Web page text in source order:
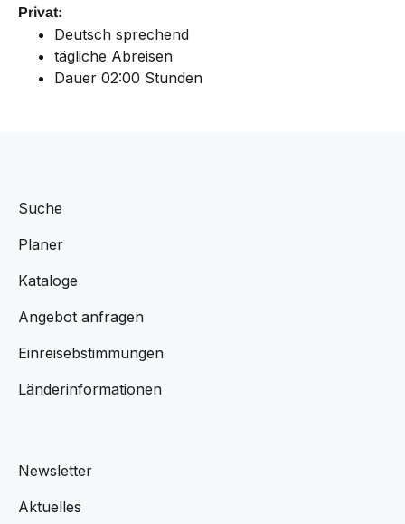
Privat:
Deutsch sprechend
tägliche Abreisen
Dauer 02:00 Stunden
Suche
Planer
Kataloge
Angebot anfragen
Einreisebstimmungen
Länderinformationen
Newsletter
Aktuelles